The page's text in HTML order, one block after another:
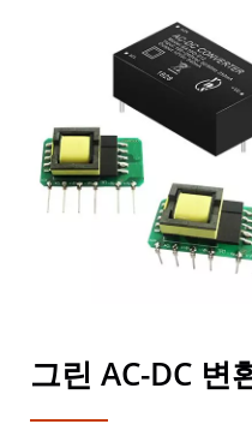
그린 AC-DC 변